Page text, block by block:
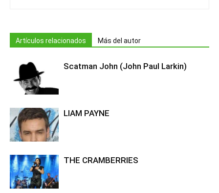
Artículos relacionados Más del autor
Scatman John (John Paul Larkin)
LIAM PAYNE
THE CRAMBERRIES